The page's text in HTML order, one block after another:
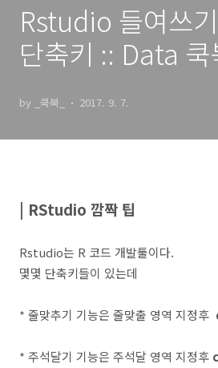
Rstudio 들여쓰
단축키 :: Data 쿡
by _쿡북_ 2017. 9. 7.
| RStudio 깜짝 팁
Rstudio는 R 코드 개발툴이다.
몇몇 단축키들이 있는데
* 줄맞추기 기능은 줄맞출 영역 지정후
* 주석달기 기능은 주석달 영역 지정후